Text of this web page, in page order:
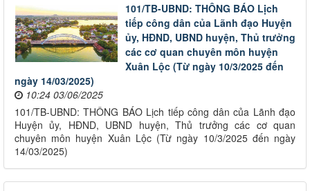
101/TB-UBND: THÔNG BÁO Lịch
tiếp công dân của Lãnh đạo Huyện
ủy, HĐND, UBND huyện, Thủ trưởng
các cơ quan chuyên môn huyện
Xuân Lộc (Từ ngày 10/3/2025 đến
ngày 14/03/2025)
10:24 03/06/2025
101/TB-UBND: THÔNG BÁO Lịch tiếp công dân của Lãnh đạo
Huyện ủy, HĐND, UBND huyện, Thủ trưởng các cơ quan
chuyên môn huyện Xuân Lộc (Từ ngày 10/3/2025 đến ngày
14/03/2025)